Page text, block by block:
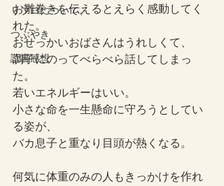
リプロについて。
つぶやき
読書感想
お雛巻きを伝えるとえらく感動してく
れた。
おせっかいおばさんはうれしくて、
調子にのってべらべら話してしまっ
た。
若いエネルギーはいい。
小さな命を一生懸命に守ろうとしてい
る姿が、
バカ息子と重なり目頭が熱くなる。
何気に体重のみの人もきっかけを作れ